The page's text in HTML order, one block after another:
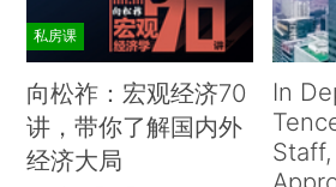
私房课
向松祚：宏观经济70
讲，带你了解国内外
经济大局
In
Staff,